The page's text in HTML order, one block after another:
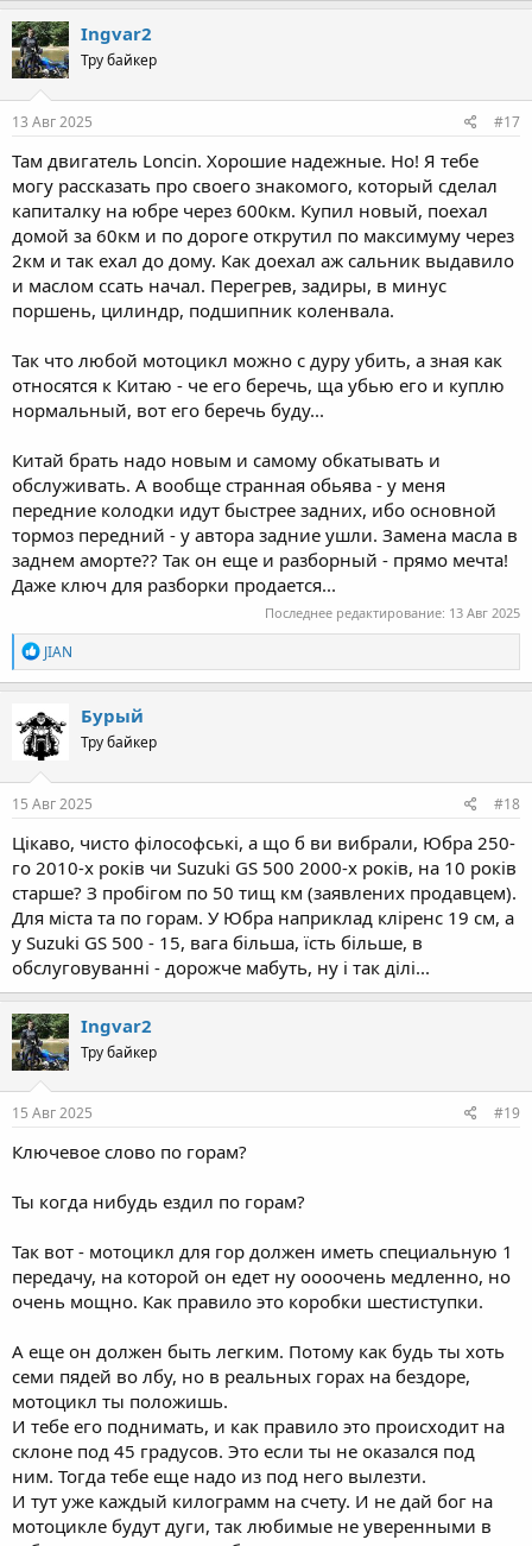
Ingvar2
Тру байкер
13 Авг 2025 #17
Там двигатель Loncin. Хорошие надежные. Но! Я тебе
могу рассказать про своего знакомого, который сделал
капиталку на юбре через 600км. Купил новый, поехал
домой за 60км и по дороге открутил по максимуму через
2км и так ехал до дому. Как доехал аж сальник выдавило
и маслом ссать начал. Перегрев, задиры, в минус
поршень, цилиндр, подшипник коленвала.
Так что любой мотоцикл можно с дуру убить, а зная как
относятся к Китаю - че его беречь, ща убью его и куплю
нормальный, вот его беречь буду...
Китай брать надо новым и самому обкатывать и
обслуживать. А вообще странная обьява - у меня
передние колодки идут быстрее задних, ибо основной
тормоз передний - у автора задние ушли. Замена масла в
заднем аморте?? Так он еще и разборный - прямо мечта!
Даже ключ для разборки продается...
Последнее редактирование: 13 Авг 2025
R
e
a
t
i
o
n
s
JIAN
Бурый
Тру байкер
15 Авг 2025 #18
Цікаво, чисто філософські, а що б ви вибрали, Юбра 250-
го 2010-х років чи Suzuki GS 500 2000-х років, на 10 років
старше? З пробігом по 50 тищ км (заявлених продавцем).
Для міста та по горам. У Юбра наприклад кліренс 19 см, а
у Suzuki GS 500 - 15, вага більша, їсть більше, в
обслуговуванні - дорожче мабуть, ну і так ділі...
Ingvar2
Тру байкер
15 Авг 2025 #19
Ключевое слово по горам?
Ты когда нибудь ездил по горам?
Так вот - мотоцикл для гор должен иметь специальную 1
передачу, на которой он едет ну оооочень медленно, но
очень мощно. Как правило это коробки шестиступки.
А еще он должен быть легким. Потому как будь ты хоть
семи пядей во лбу, но в реальных горах на бездоре,
мотоцикл ты положишь.
И тебе его поднимать, и как правило это происходит на
склоне под 45 градусов. Это если ты не оказался под
ним. Тогда тебе еще надо из под него вылезти.
И тут уже каждый килограмм на счету. И не дай бог на
мотоцикле будут дуги, так любимые не уверенными в